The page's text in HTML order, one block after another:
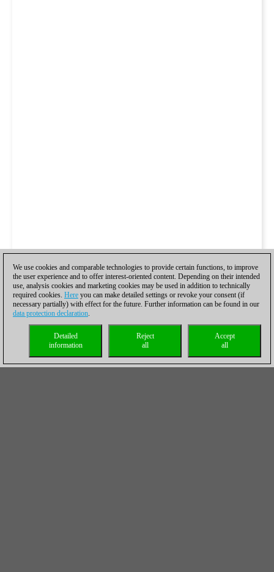
We use cookies and comparable technologies to provide certain functions, to improve
the user experience and to offer interest-oriented content. Depending on their intended
use, analysis cookies and marketing cookies may be used in addition to technically
required cookies. Here you can make detailed settings or revoke your consent (if
necessary partially) with effect for the future. Further information can be found in our
data protection declaration.
Accept
all
Reject
all
Detailed
information